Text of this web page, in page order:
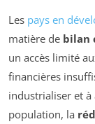
Les pays en
matière de bilan
un accès limité
financières
industrialiser et
population, la